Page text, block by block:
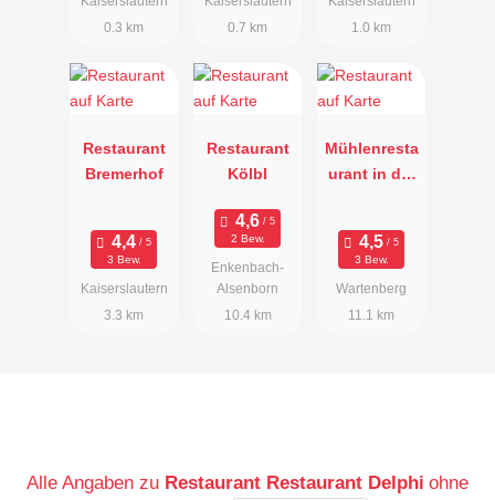
0.3 km
0.7 km
1.0 km
Restaurant
Bremerhof
3 Bew.
Kaiserslautern
3.3 km
Restaurant
Kölbl
2 Bew.
Enkenbach-
Alsenborn
10.4 km
Mühlenresta
urant in der
3 Bew.
Wartenberg
11.1 km
Alle Angaben zu Restaurant Restaurant Delphi ohne